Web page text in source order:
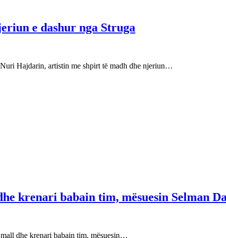
e dashur nga Struga
Hajdarin, artistin me shpirt të madh dhe njeriun…
krenari babain tim, mësuesin Selman
dhe krenari babain tim, mësuesin…